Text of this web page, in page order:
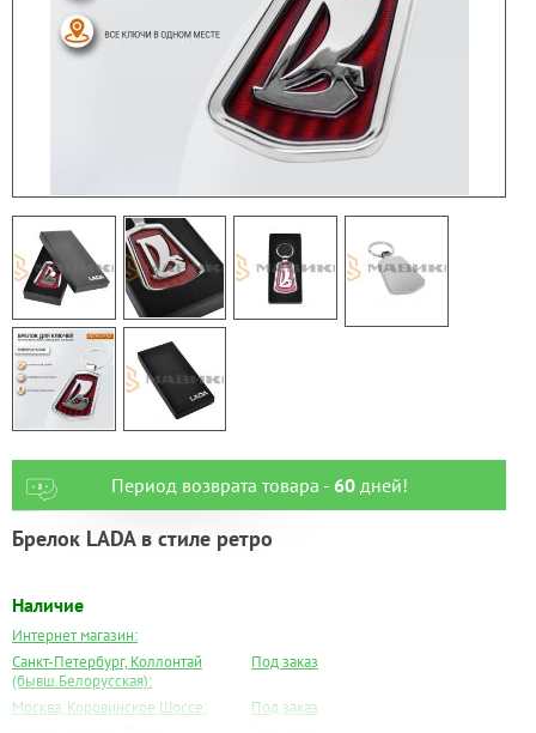
Период возврата товара - 60дней!
Брелок LADA в стиле ретро
Наличие
Интернет магазин:
Санкт-Петербург, Коллонтай
(бывш.Белорусская):
Под заказ
Москва, Коровинское Шоссе:
Под заказ